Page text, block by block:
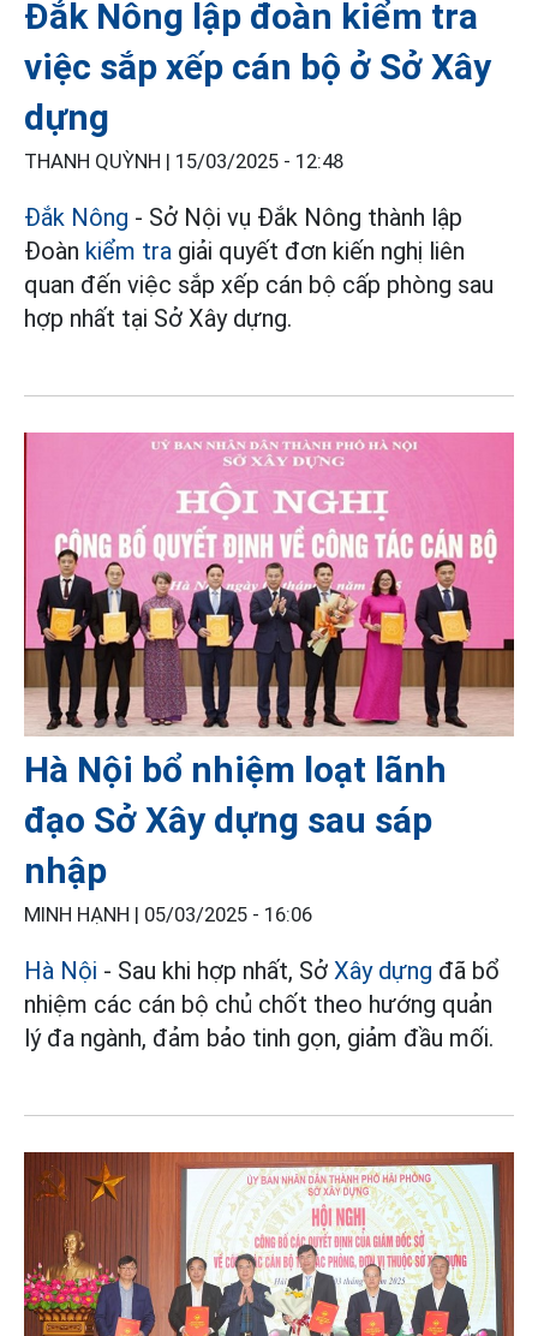
Đắk Nông lập đoàn kiểm tra
việc sắp xếp cán bộ ở Sở Xây
dựng
THANH QUỲNH | 15/03/2025 - 12:48
Đắk Nông - Sở Nội vụ Đắk Nông thành lập
Đoàn kiểm tra giải quyết đơn kiến nghị liên
quan đến việc sắp xếp cán bộ cấp phòng sau
hợp nhất tại Sở Xây dựng.
Hà Nội bổ nhiệm loạt lãnh
đạo Sở Xây dựng sau sáp
nhập
MINH HẠNH | 05/03/2025 - 16:06
Hà Nội - Sau khi hợp nhất, Sở Xây dựng đã bổ
nhiệm các cán bộ chủ chốt theo hướng quản
lý đa ngành, đảm bảo tinh gọn, giảm đầu mối.